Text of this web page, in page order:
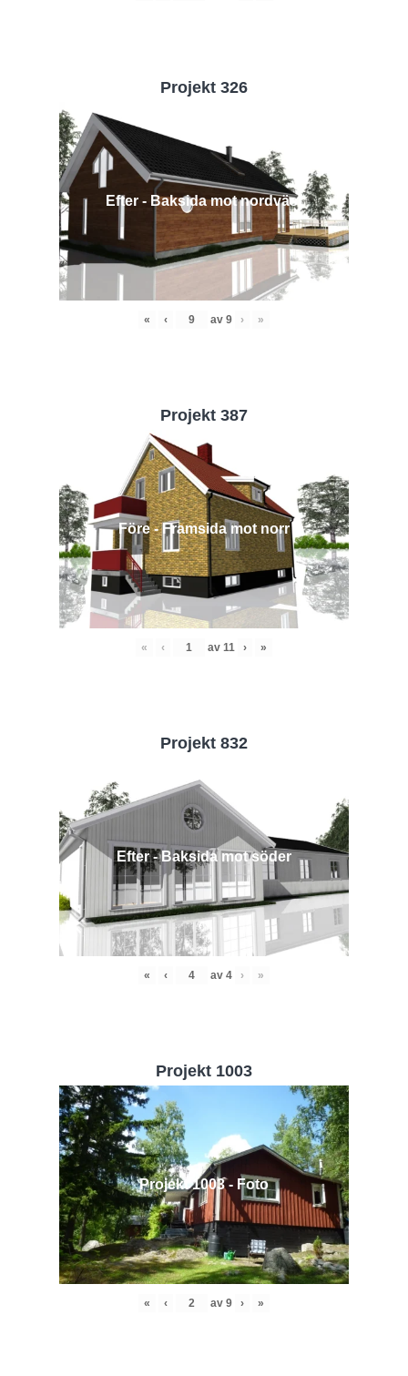
Projekt 326
Efter - Baksida mot nordväst
« ‹ av 9 › »
Projekt 387
Före - Framsida mot norr
« ‹ av 11 › »
Projekt 832
Efter - Baksida mot söder
« ‹ av 4 › »
Projekt 1003
Projekt 1003 - Foto
« ‹ av 9 › »